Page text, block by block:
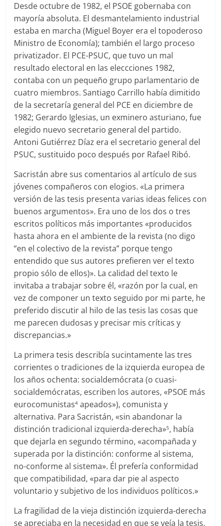
Desde octubre de 1982, el PSOE gobernaba con
mayoría absoluta. El desmantelamiento industrial
estaba en marcha (Miguel Boyer era el topoderoso
Ministro de Economía); también el largo proceso
privatizador. El PCE-PSUC, que tuvo un mal
resultado electoral en las eleccciones 1982,
contaba con un pequeño grupo parlamentario de
cuatro miembros. Santiago Carrillo había dimitido
de la secretaría general del PCE en diciembre de
1982; Gerardo Iglesias, un exminero asturiano, fue
elegido nuevo secretario general del partido.
Antoni Gutiérrez Díaz era el secretario general del
PSUC, sustituido poco después por Rafael Ribó.
Sacristán abre sus comentarios al artículo de sus
jóvenes compañeros con elogios. «La primera
versión de las tesis presenta varias ideas felices con
buenos argumentos». Era uno de los dos o tres
escritos políticos más importantes «producidos
hasta ahora en el ambiente de la revista (no digo
“en el colectivo de la revista” porque tengo
entendido que sus autores prefieren ver el texto
propio sólo de ellos)». La calidad del texto le
invitaba a trabajar sobre él, «razón por la cual, en
vez de componer un texto seguido por mi parte, he
preferido discutir al hilo de las tesis las cosas que
me parecen dudosas y precisar mis críticas y
discrepancias.»
La primera tesis describía sucintamente las tres
corrientes o tradiciones de la izquierda europea de
los años ochenta: socialdemócrata (o cuasi-
socialdemócratas, escriben los autores, «PSOE más
eurocomunistas4 apeados»), comunista y
alternativa. Para Sacristán, «sin abandonar la
distinción tradicional izquierda-derecha»5, había
que dejarla en segundo término, «acompañada y
superada por la distinción: conforme al sistema,
no-conforme al sistema». Él prefería conformidad
que compatibilidad, «para dar pie al aspecto
voluntario y subjetivo de los individuos políticos.»
La fragilidad de la vieja distinción izquierda-derecha
se apreciaba en la necesidad en que se veía la tesis,